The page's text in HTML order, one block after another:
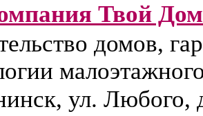
Твой
домов,
ул. Любого,